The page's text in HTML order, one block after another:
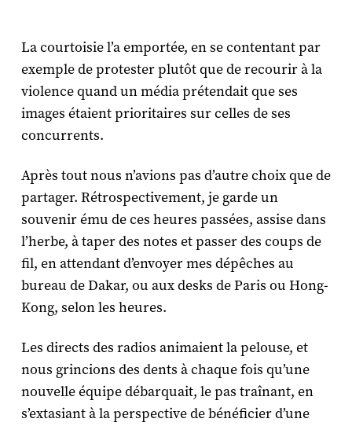
La courtoisie l’a emportée, en se contentant par
exemple de protester plutôt que de recourir à la
violence quand un média prétendait que ses
images étaient prioritaires sur celles de ses
concurrents.
Après tout nous n’avions pas d’autre choix que de
partager. Rétrospectivement, je garde un
souvenir ému de ces heures passées, assise dans
l’herbe, à taper des notes et passer des coups de
fil, en attendant d’envoyer mes dépêches au
bureau de Dakar, ou aux desks de Paris ou Hong-
Kong, selon les heures.
Les directs des radios animaient la pelouse, et
nous grincions des dents à chaque fois qu’une
nouvelle équipe débarquait, le pas traînant, en
s’extasiant à la perspective de bénéficier d’une